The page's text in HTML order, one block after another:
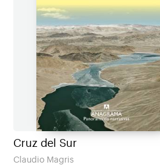
Cruz del Sur
Claudio Magris